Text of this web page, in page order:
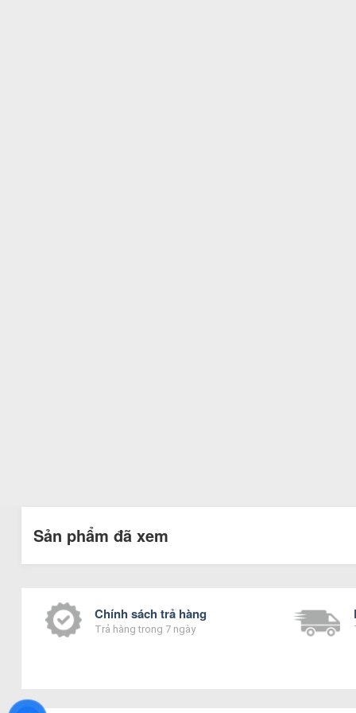
Sản phẩm đã xem
Chính sách trả hàng
Trả hàng trong 7 ngày